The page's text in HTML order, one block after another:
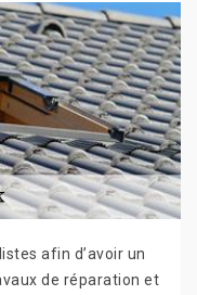
afin d’avoir un
de réparation et